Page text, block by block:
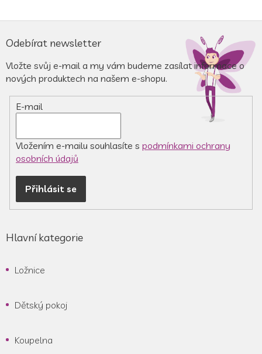
á
a
Odebírat newsletter
Vložte svůj e-mail a my vám budeme zasílat informace o
nových produktech na našem e-shopu.
E-mail
Vložením e-mailu souhlasíte s podmínkami ochrany
osobních údajů
Přihlásit se
Hlavní kategorie
Ložnice
Dětský pokoj
Koupelna